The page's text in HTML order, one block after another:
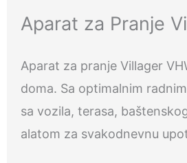
Aparat za Pranje
Aparat za pranje Villager
doma. Sa optimalnim
sa vozila, terasa,
alatom za svakodnevnu